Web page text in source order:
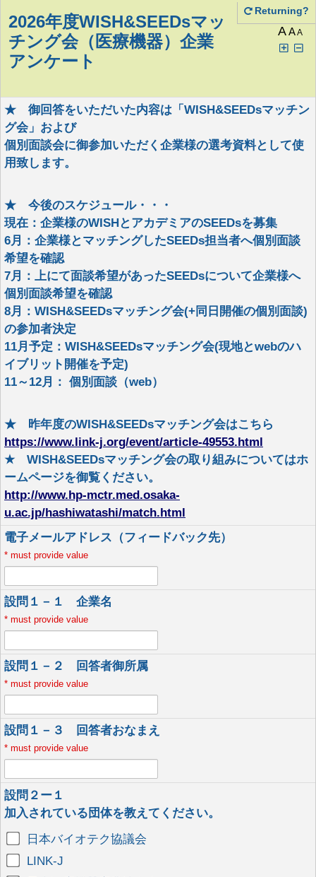
2026年度WISH&SEEDsマッ
チング会（医療機器）企業
アンケート
Returning?
AAA
★ 御回答をいただいた内容は「WISH&SEEDsマッチン
グ会」および
個別面談会に御参加いただく企業様の選考資料として使
用致します。
★ 今後のスケジュール・・・
現在：企業様のWISHとアカデミアのSEEDsを募集
6月：企業様とマッチングしたSEEDs担当者へ個別面談
希望を確認
7月：上にて面談希望があったSEEDsについて企業様へ
個別面談希望を確認
8月：WISH&SEEDsマッチング会(+同日開催の個別面談)
の参加者決定
11月予定：WISH&SEEDsマッチング会(現地とwebのハ
イブリット開催を予定)
11～12月： 個別面談（web）
★ 昨年度のWISH&SEEDsマッチング会はこちら
https://www.link-j.org/event/article-49553.html
★ WISH&SEEDsマッチング会の取り組みについてはホ
ームページを御覧ください。
http://www.hp-mctr.med.osaka-
u.ac.jp/hashiwatashi/match.html
電子メールアドレス（フィードバック先）
* must provide value
設問１－１ 企業名
* must provide value
設問１－２ 回答者御所属
* must provide value
設問１－３ 回答者おなまえ
* must provide value
設問２ー１
加入されている団体を教えてください。
日本バイオテク協議会
LINK-J